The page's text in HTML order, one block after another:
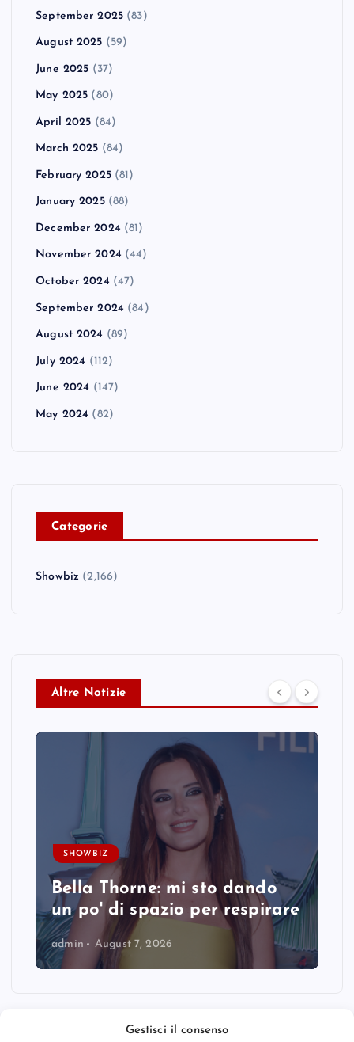
Gestisci il consenso
September 2025 (83)
August 2025 (59)
June 2025 (37)
May 2025 (80)
April 2025 (84)
March 2025 (84)
February 2025(81)
January 2025(88)
December 2024 (81)
November 2024 (44)
October 2024 (47)
September 2024 (84)
August 2024 (89)
July 2024 (112)
June 2024 (147)
May 2024 (82)
Categorie
Showbiz (2,166)
Altre Notizie
SHOWBIZ
Bella Thorne: mi sto dando
un po' di spazio per respirare
admin August 7, 2026